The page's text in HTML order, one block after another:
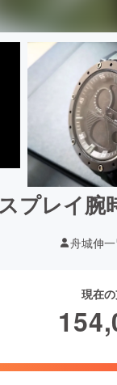
プレイ腕
舟城伸一
現在